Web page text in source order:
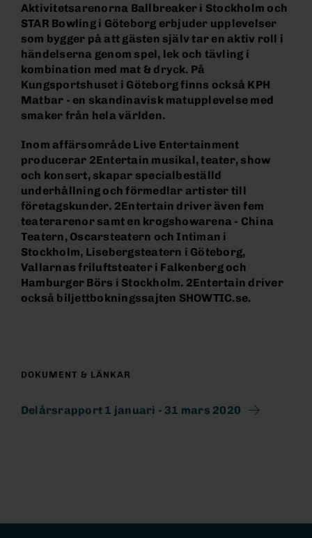
Aktivitetsarenorna Ballbreaker i Stockholm och
STAR Bowling i Göteborg erbjuder upplevelser
som bygger på att gästen själv tar en aktiv roll i
händelserna genom spel, lek och tävling i
kombination med mat & dryck. På
Kungsportshuset i Göteborg finns också KPH
Matbar - en skandinavisk matupplevelse med
smaker från hela världen.
Inom affärsområde Live Entertainment
producerar 2Entertain musikal, teater, show
och konsert, skapar specialbeställd
underhållning och förmedlar artister till
företagskunder. 2Entertain driver även fem
teaterarenor samt en krogshowarena - China
Teatern, Oscarsteatern och Intiman i
Stockholm, Lisebergsteatern i Göteborg,
Vallarnas friluftsteater i Falkenberg och
Hamburger Börs i Stockholm. 2Entertain driver
också biljettbokningssajten SHOWTIC.se.
DOKUMENT & LÄNKAR
Delårsrapport 1 januari - 31 mars 2020